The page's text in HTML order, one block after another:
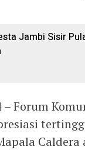
Jambi Sisir
– Forum